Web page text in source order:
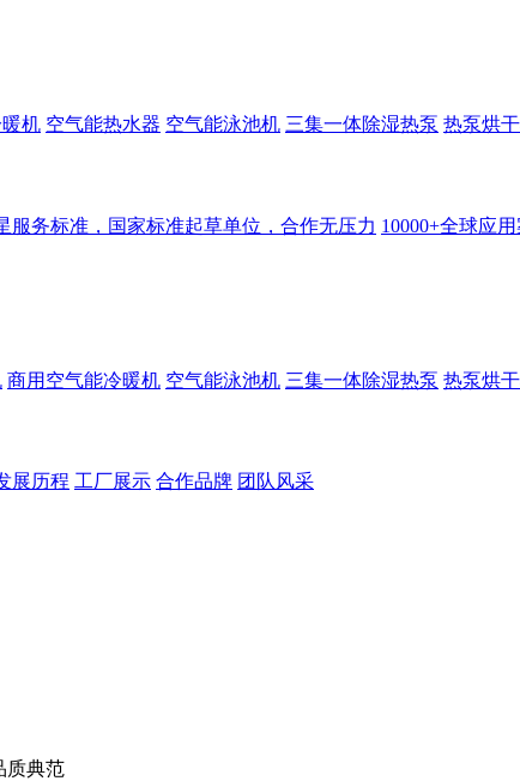
机 空气能热水器 空气能泳池机 三集一体除湿热泵 热泵烘
服务标准，国家标准起草单位，合作无压力 10000+全球应
商用空气能冷暖机 空气能泳池机 三集一体除湿热泵 热泵烘
展历程 工厂展示 合作品牌 团队风采
质典范